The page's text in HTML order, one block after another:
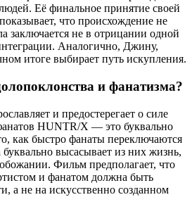
Её финальное принятие своей
что происхождение не
заключается не в отрицании одной
Аналогично, Джину,
итоге выбирает путь искупления.
и фанатизма?
и предостерегает о силе
HUNTR/X — это буквально
как быстро фанаты переключаются
высасывает из них жизнь,
Фильм предполагает, что
и фанатом должна быть
а не на искусственно созданном